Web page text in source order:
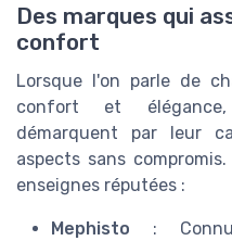
Des marques qui
confort
Lorsque l'on parle de
confort et
démarquent par leur
aspects sans
enseignes réputées :
Mephisto :